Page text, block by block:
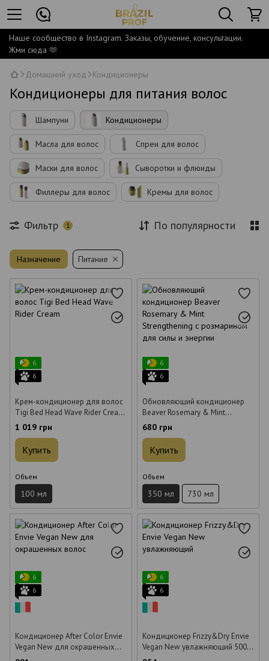
Наше сообщество в Instagram. Заказы, обучение, консультации.
Жми сюда 🫶
Домашний уход Кондиционеры
Кондиционеры для питания волос
Шампуни Кондиционеры
Масла для волос Спреи для волос
Маски для волос Сыворотки и флюиды
Филлеры для волос Кремы для волос
Фильтр 1 По популярности
Назначение Питание
6
6
Крем-кондиционер для волос
Tigi Bed Head Wave Rider Cream
100 мл
1 019 грн
Купить
Объем
100 мл
6
6
Обновляющий кондиционер
Beaver Rosemary & Mint
Strengthening с розмарином
для силы и энергии 350 мл
680 грн
Купить
Объем
350 мл 730 мл
6
6
Кондиционер After Color Envie
Vegan New для окрашенных
волос 500 мл
6
6
Кондиционер Frizzy&Dry Envie
Vegan New увлажняющий 500
мл